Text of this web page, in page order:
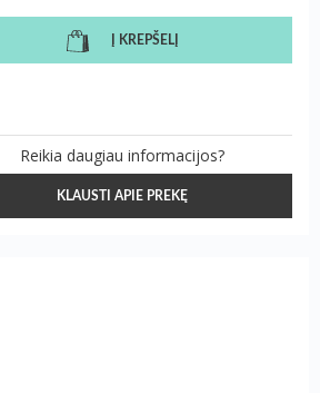
Į KREPŠELĮ
Reikia daugiau informacijos?
KLAUSTI APIE PREKĘ